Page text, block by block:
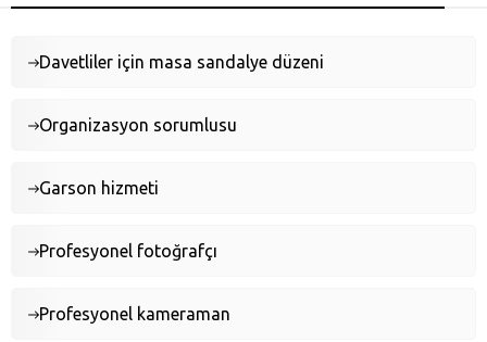
Davetliler için masa sandalye düzeni
Organizasyon sorumlusu
Garson hizmeti
Profesyonel fotoğrafçı
Profesyonel kameraman